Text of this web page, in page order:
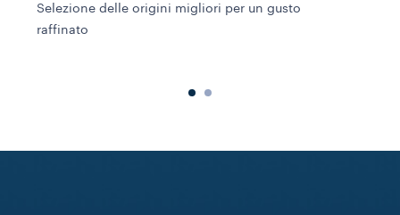
Selezione delle origini migliori per un gusto
raffinato